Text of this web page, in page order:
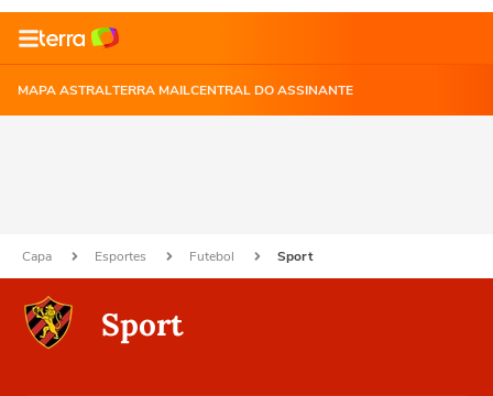
MAPA ASTRALTERRA MAILCENTRAL DO ASSINANTE
Capa Esportes Futebol Sport
Sport